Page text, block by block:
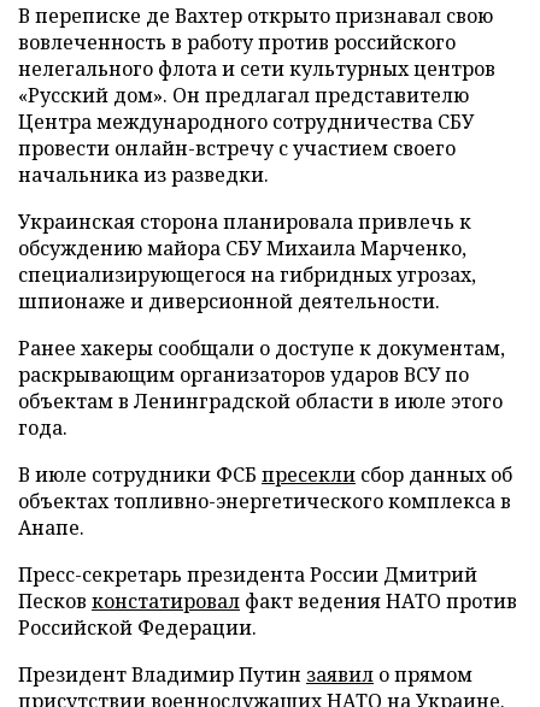
В переписке де Вахтер открыто признавал свою
вовлеченность в работу против российского
нелегального флота и сети культурных центров
«Русский дом». Он предлагал представителю
Центра международного сотрудничества СБУ
провести онлайн-встречу с участием своего
начальника из разведки.
Украинская сторона планировала привлечь к
обсуждению майора СБУ Михаила Марченко,
специализирующегося на гибридных угрозах,
шпионаже и диверсионной деятельности.
Ранее хакеры сообщали о доступе к документам,
раскрывающим организаторов ударов ВСУ по
объектам в Ленинградской области в июле этого
года.
В июле сотрудники ФСБ пресекли сбор данных об
объектах топливно-энергетического комплекса в
Анапе.
Пресс-секретарь президента России Дмитрий
Песков констатировал факт ведения НАТО против
Российской Федерации.
Президент Владимир Путин заявил о прямом
присутствии военнослужащих НАТО на Украине.